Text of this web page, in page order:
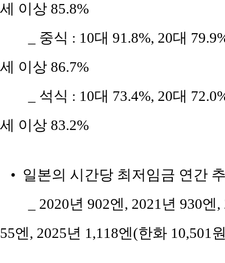
세 이상 85.8%
_ 중식 : 10대 91.8%, 20대
세 이상 86.7%
_ 석식 : 10대 73.4%, 20대
세 이상 83.2%
• 일본의 시간당 최저임금 연간
_ 2020년 902엔, 2021년 930
55엔, 2025년 1,118엔(한화 10,501